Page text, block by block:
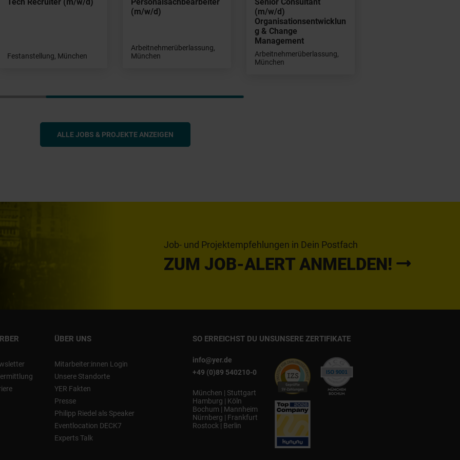
Festanstellung, München
(m/w/d)
Arbeitnehmerüberlassung,
München
(m/w/d)
Organisationsentwicklun
g & Change
Management
Arbeitnehmerüberlassung,
München
ALLE JOBS & PROJEKTE ANZEIGEN
Job- und Projektempfehlungen in Dein Postfach
ZUM JOB-ALERT ANMELDEN!
ÜBER UNS
Mitarbeiter:innen Login
Unsere Standorte
YER Fakten
Presse
Philipp Riedel als Speaker
Eventlocation DECK7
Experts Talk
SO ERREICHST DU UNS
info@yer.de
+49 (0)89 540210-0
München | Stuttgart
Hamburg | Köln
Bochum | Mannheim
Nürnberg | Frankfurt
Rostock | Berlin
UNSERE ZERTIFIKATE